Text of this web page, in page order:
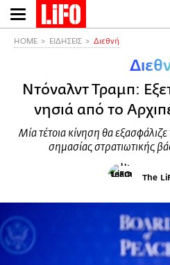
Παράκαμψη
προς
HOME ΕΙΔΗΣΕΙΣ Διεθνή
Ντόναλντ Τραμπ:
νησιά από το
Μία τέτοια κίνηση θα
σημασίας στρατιωτικής
The